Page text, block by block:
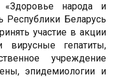
«Здоровье народа и
Республики Беларусь
участие в акции
гепатиты,
учреждение
эпидемиологии и